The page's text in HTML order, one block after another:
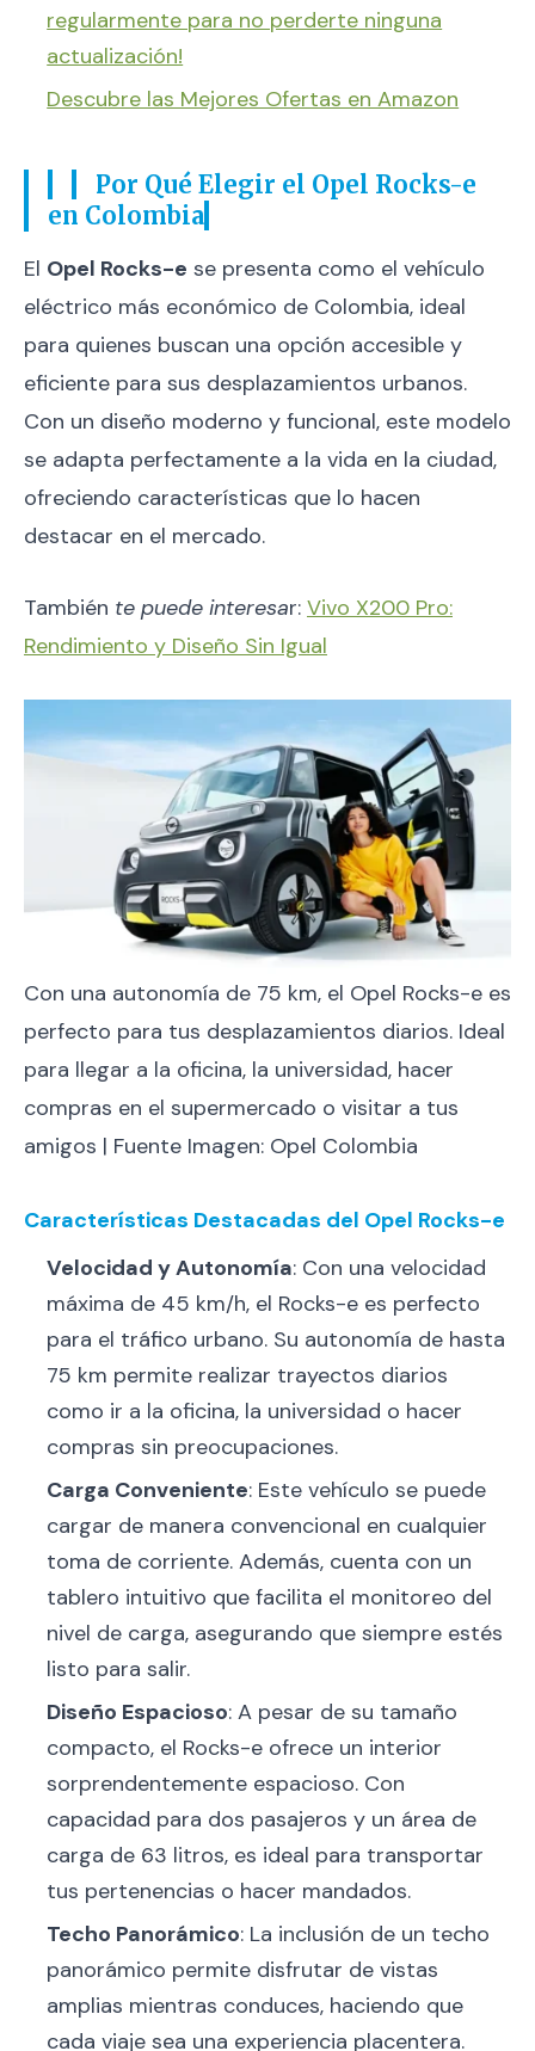
regularmente para no perderte ninguna
actualización!
Descubre las Mejores Ofertas en Amazon
Por Qué Elegir el Opel Rocks-e
en Colombia
El Opel Rocks-e se presenta como el vehículo
eléctrico más económico de Colombia, ideal
para quienes buscan una opción accesible y
eficiente para sus desplazamientos urbanos.
Con un diseño moderno y funcional, este modelo
se adapta perfectamente a la vida en la ciudad,
ofreciendo características que lo hacen
destacar en el mercado.
También te puede interesar: Vivo X200 Pro:
Rendimiento y Diseño Sin Igual
Con una autonomía de 75 km, el Opel Rocks-e es
perfecto para tus desplazamientos diarios. Ideal
para llegar a la oficina, la universidad, hacer
compras en el supermercado o visitar a tus
amigos | Fuente Imagen: Opel Colombia
Características Destacadas del Opel Rocks-e
Velocidad y Autonomía: Con una velocidad
máxima de 45 km/h, el Rocks-e es perfecto
para el tráfico urbano. Su autonomía de hasta
75 km permite realizar trayectos diarios
como ir a la oficina, la universidad o hacer
compras sin preocupaciones.
Carga Conveniente: Este vehículo se puede
cargar de manera convencional en cualquier
toma de corriente. Además, cuenta con un
tablero intuitivo que facilita el monitoreo del
nivel de carga, asegurando que siempre estés
listo para salir.
Diseño Espacioso: A pesar de su tamaño
compacto, el Rocks-e ofrece un interior
sorprendentemente espacioso. Con
capacidad para dos pasajeros y un área de
carga de 63 litros, es ideal para transportar
tus pertenencias o hacer mandados.
Techo Panorámico: La inclusión de un techo
panorámico permite disfrutar de vistas
amplias mientras conduces, haciendo que
cada viaje sea una experiencia placentera.